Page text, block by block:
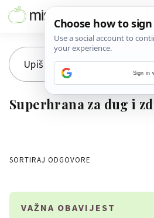
Superhrana za dug i
SORTIRAJ ODGOVORE
VAŽNA OBAVIJEST
Sign in